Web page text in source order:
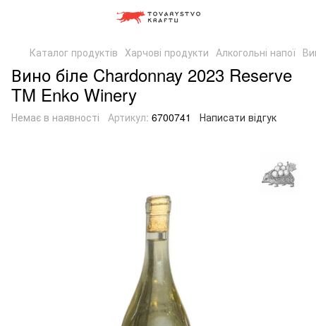
Каталог продуктів Харчові продукти Алкогольні напої
Вино біле Chardonnay 2023 Reserve
TM Enko Winery
Немає в наявності Артикул: 6700741 Написати відгук